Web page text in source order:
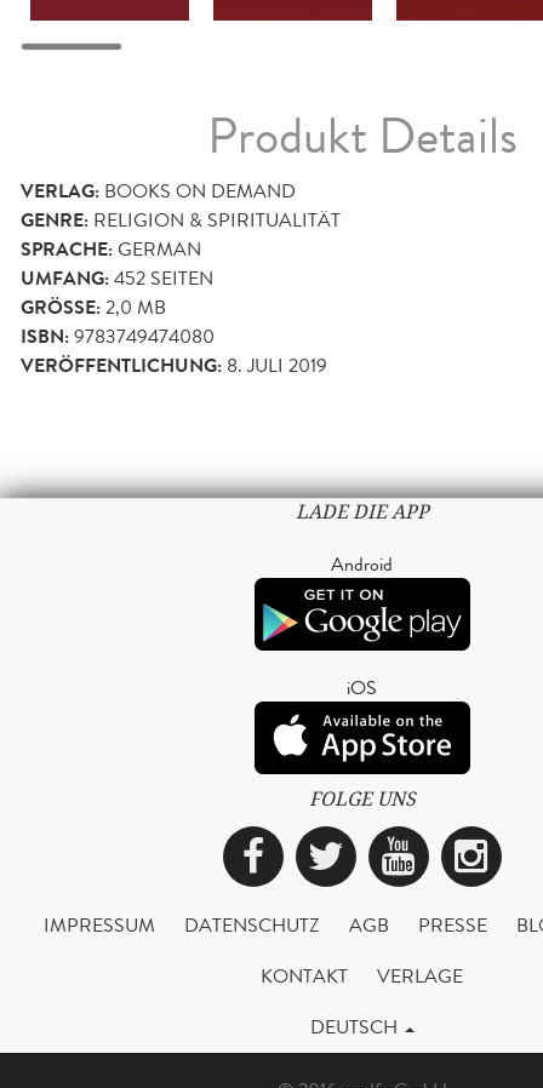
Produkt Details
VERLAG: BOOKS ON DEMAND
GENRE: RELIGION & SPIRITUALITÄT
SPRACHE:GERMAN
UMFANG:452 SEITEN
GRÖSSE: 2,0 MB
ISBN:9783749474080
VERÖFFENTLICHUNG: 8. JULI 2019
LADE DIE APP
Android
iOS
FOLGE UNS
Facebook
Twitter
IMPRESSUM DATENSCHUTZ AGB PRESSE
KONTAKT
VERLAGE
DEUTSCH